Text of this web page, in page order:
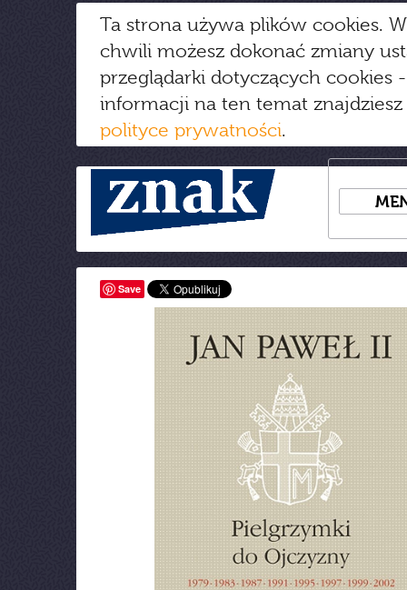
Ta strona używa plików cookies.
chwili możesz dokonać zmiany
przeglądarki dotyczących cookies
informacji na ten temat
polityce prywatności.
Save